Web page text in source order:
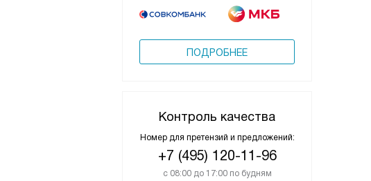
ПОДРОБНЕЕ
Контроль качества
Номер для претензий и предложений:
+7 (495) 120-11-96
с 08:00 до 17:00 по будням